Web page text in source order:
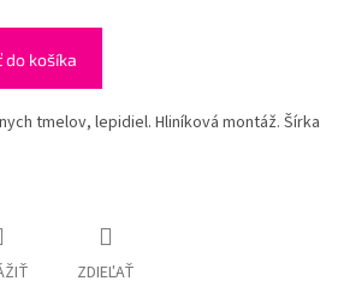
do košíka
tmelov, lepidiel. Hliníková montáž. Šírka
ZDIEĽAŤ